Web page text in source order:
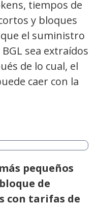
tiempos de
y bloques
el suministro
sea extraídos
de lo cual, el
caer con la
pequeños
de
con tarifas de